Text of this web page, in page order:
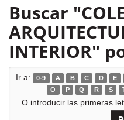
Buscar
INTERIOR"
Ir a: 0-9 A B C D E
O
P Q R S
O introducir las primeras